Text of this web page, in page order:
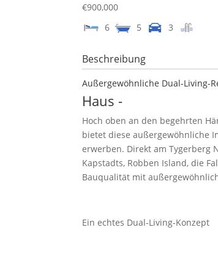
€900,000
6
5 3
Beschreibung
Außergewöhnliche Dual-Living-
Haus -
Hoch oben an den begehrten
bietet diese außergewöhnliche
erwerben. Direkt am Tygerberg
Kapstadts, Robben Island, die
Bauqualität mit
Ein echtes Dual-Living-Konzept